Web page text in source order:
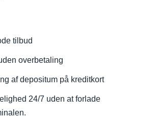
tilbud
overbetaling
af depositum på kreditkort
24/7 uden at forlade